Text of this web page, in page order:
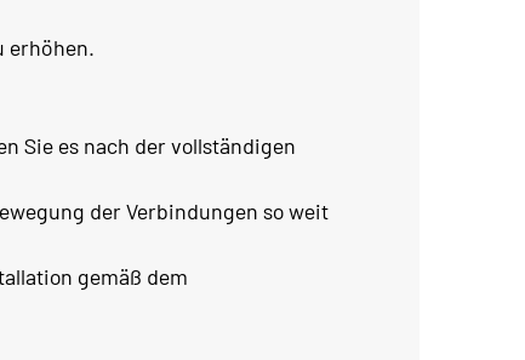
erhöhen.
Sie es nach der vollständigen
der Verbindungen so weit
gemäß dem